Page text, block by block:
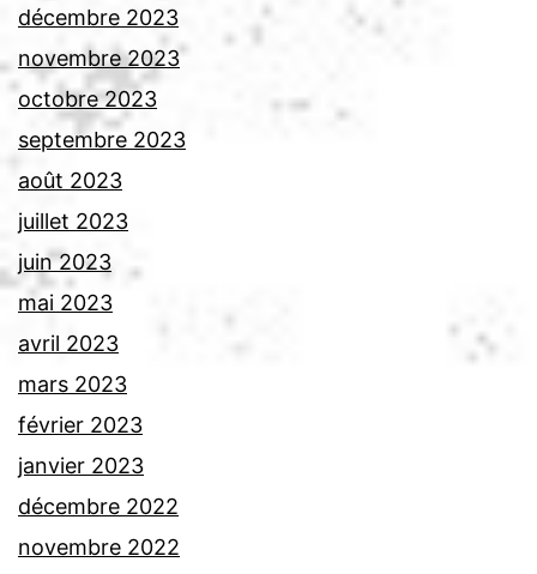
décembre 2023
novembre 2023
octobre 2023
septembre 2023
août 2023
juillet 2023
juin 2023
mai 2023
avril 2023
mars 2023
février 2023
janvier 2023
décembre 2022
novembre 2022